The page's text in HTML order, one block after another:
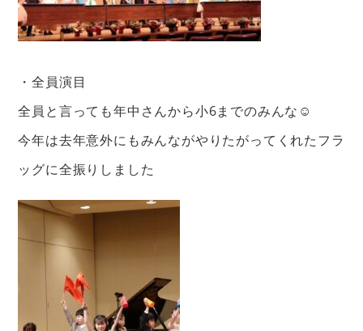
・全員演目
全員と言っても年中さんから小6までのみんな☺︎
今年は去年意外にもみんながやりたがってくれたフラ
ッグに全振りしました